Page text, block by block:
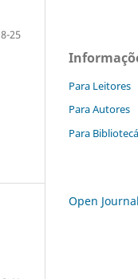
8-25
Para Leitores
Para Autores
Para
Open